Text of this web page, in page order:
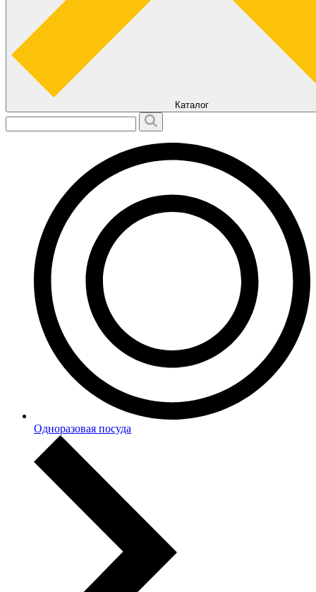
Каталог
Одноразовая посуда